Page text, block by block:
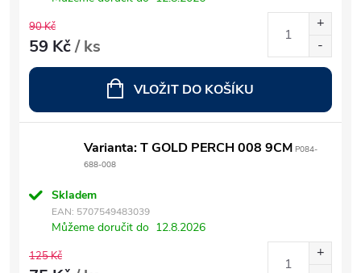
90 Kč
59 Kč/ ks
VLOŽIT DO KOŠÍKU
Varianta: T GOLD PERCH 008 9CM P084-
688-008
Skladem
EAN: 5707549483039
Můžeme doručit do 12.8.2026
125 Kč